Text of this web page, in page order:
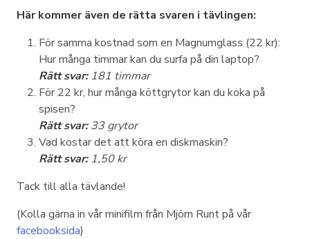
Här kommer även de rätta svaren i tävlingen:
För samma kostnad som en Magnumglass (22 kr):
Hur många timmar kan du surfa på din laptop?
Rätt svar:181 timmar
För 22 kr, hur många köttgrytor kan du koka på
spisen?
Rätt svar:33 grytor
Vad kostar det att köra en diskmaskin?
Rätt svar:1,50 kr
Tack till alla tävlande!
(Kolla gärna in vår minifilm från Mjörn Runt på vår
facebooksida)